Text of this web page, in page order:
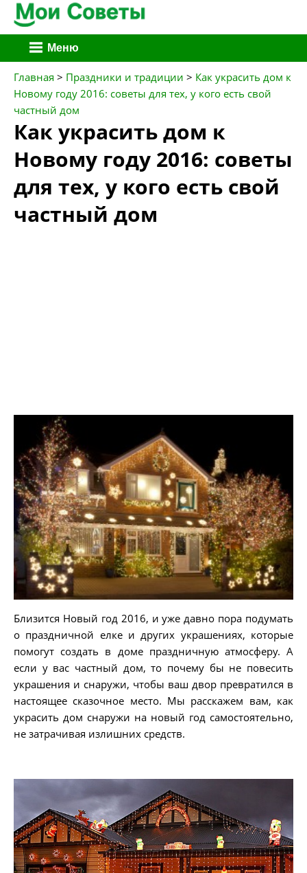
Перейти
к
содержимому
Меню
Главная > Праздники и традиции > Как украсить дом к
Новому году 2016: советы для тех, у кого есть свой
частный дом
Как украсить дом к
Новому году 2016: советы
для тех, у кого есть свой
частный дом
Близится Новый год 2016, и уже давно пора подумать
о праздничной елке и других украшениях, которые
помогут создать в доме праздничную атмосферу. А
если у вас частный дом, то почему бы не повесить
украшения и снаружи, чтобы ваш двор превратился в
настоящее сказочное место. Мы расскажем вам, как
украсить дом снаружи на новый год самостоятельно,
не затрачивая излишних средств.